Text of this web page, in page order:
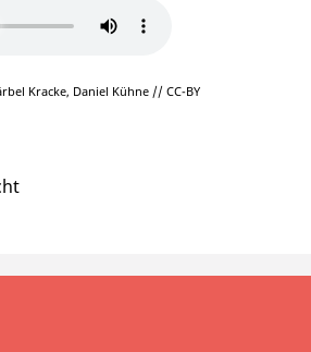
Kracke, Daniel Kühne // CC-BY